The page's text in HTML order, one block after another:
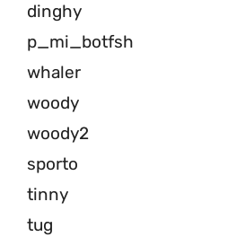
dinghy
p_mi_botfsh
whaler
woody
woody2
sporto
tinny
tug